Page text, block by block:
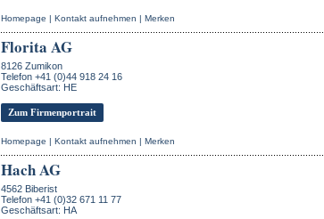
Homepage | Kontakt aufnehmen | Merken
Florita AG
8126 Zumikon
Telefon +41 (0)44 918 24 16
Geschäftsart: HE
Zum Firmenportrait
Homepage | Kontakt aufnehmen | Merken
Hach AG
4562 Biberist
Telefon +41 (0)32 671 11 77
Geschäftsart: HA